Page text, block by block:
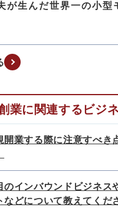
が生んだ世界一の小型
業に関連するビジ
開業する際に注意すべき
のインバウンドビジネス
などについて教えてくだ